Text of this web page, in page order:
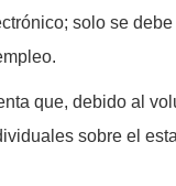
solo se
que, debido al
sobre el